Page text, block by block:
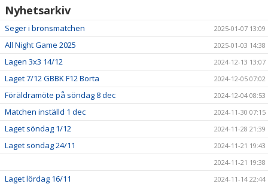
Nyhetsarkiv
Seger i bronsmatchen 2025-01-07 13:09
All Night Game 2025 2025-01-03 14:38
Lagen 3x3 14/12 2024-12-13 13:07
Laget 7/12 GBBK F12 Borta 2024-12-05 07:02
Föräldramöte på söndag 8 dec 2024-12-04 08:53
Matchen inställd 1 dec 2024-11-30 07:15
Laget söndag 1/12 2024-11-28 21:39
Laget söndag 24/11
2024-11-21 19:43
2024-11-21 19:38
Laget lördag 16/11 2024-11-14 22:44